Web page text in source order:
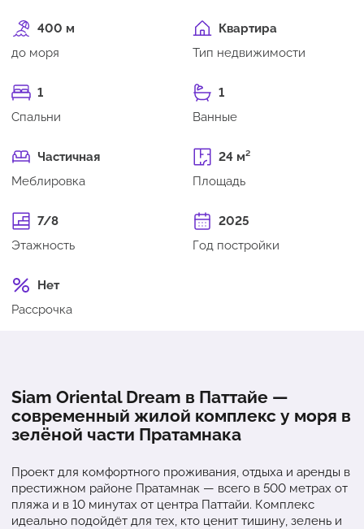
400 м
до моря
Квартира
Тип недвижимости
1
Спальни
1
Ванные
Частичная
Меблировка
24 м²
Площадь
7/8
Этажность
2025
Год постройки
Нет
Рассрочка
Siam Oriental Dream в Паттайе —
современный жилой комплекс у моря в
зелёной части Пратамнака
Проект для комфортного проживания, отдыха и аренды в
престижном районе Пратамнак — всего в 500 метрах от
пляжа и в 10 минутах от центра Паттайи. Комплекс
идеально подойдёт для тех, кто ценит тишину, зелень и